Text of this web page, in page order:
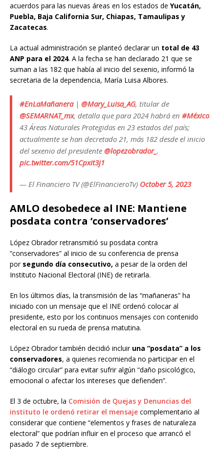
acuerdos para las nuevas áreas en los estados de Yucatán,
Puebla, Baja California Sur, Chiapas, Tamaulipas y
Zacatecas.
La actual administración se planteó declarar un total de 43
ANP para el 2024. A la fecha se han declarado 21 que se
suman a las 182 que había al inicio del sexenio, informó la
secretaria de la dependencia, María Luisa Albores.
#EnLaMañanera| @Mary_Luisa_AG, titular de
@SEMARNAT_mx, detalla que para 2024 habrá en #México
43 Áreas Naturales Protegidas en 23 estados del país;
actualmente se han decretado 21, más 182 desde el inicio
del sexenio del presidente @lopezobrador_ .
pic.twitter.com/51Cpxit3j1
— El Financiero TV (@ElFinancieroTv) October 5, 2023
AMLO desobedece al INE: Mantiene
posdata contra ‘conservadores’
López Obrador retransmitió su posdata contra
“conservadores” al inicio de su conferencia de prensa
por segundo día consecutivo, a pesar de la orden del
Instituto Nacional Electoral (INE) de retirarla.
En los últimos días, la transmisión de las “mañaneras” ha
iniciado con un mensaje que el INE ordenó colocar al
presidente, esto por los continuos mensajes con contenido
electoral en su rueda de prensa matutina.
López Obrador también decidió incluir una “posdata” a los
conservadores, a quienes recomienda no participar en el
“diálogo circular” para evitar sufrir algún “daño psicológico,
emocional o afectar los intereses que defienden”.
El 3 de octubre, la Comisión de Quejas y Denuncias del
instituto le ordenó retirar el mensaje complementario al
considerar que contiene “elementos y frases de naturaleza
electoral” que podrían influir en el proceso que arrancó el
pasado 7 de septiembre.